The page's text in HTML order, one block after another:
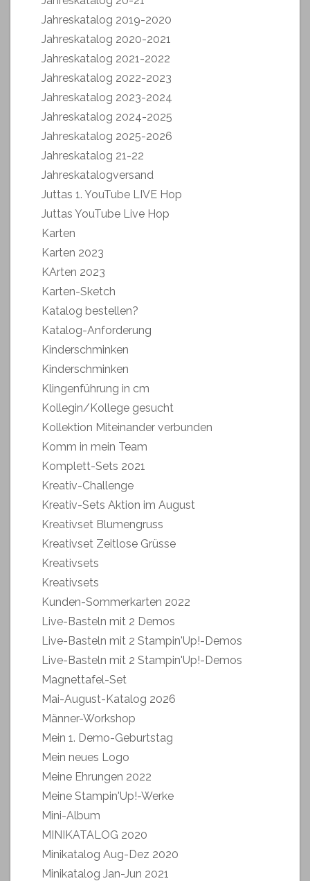
Jahreskatalog 2019-2020
Jahreskatalog 2020-2021
Jahreskatalog 2021-2022
Jahreskatalog 2022-2023
Jahreskatalog 2023-2024
Jahreskatalog 2024-2025
Jahreskatalog 2025-2026
Jahreskatalog 21-22
Jahreskatalogversand
Juttas 1. YouTube LIVE Hop
Juttas YouTube Live Hop
Karten
Karten 2023
KArten 2023
Karten-Sketch
Katalog bestellen?
Katalog-Anforderung
Kinderschminken
Kinderschminken
Klingenführung in cm
Kollegin/Kollege gesucht
Kollektion Miteinander verbunden
Komm in mein Team
Komplett-Sets 2021
Kreativ-Challenge
Kreativ-Sets Aktion im August
Kreativset Blumengruss
Kreativset Zeitlose Grüsse
Kreativsets
Kreativsets
Kunden-Sommerkarten 2022
Live-Basteln mit 2 Demos
Live-Basteln mit 2 Stampin'Up!-Demos
Live-Basteln mit 2 Stampin'Up!-Demos
Magnettafel-Set
Mai-August-Katalog 2026
Männer-Workshop
Mein 1. Demo-Geburtstag
Mein neues Logo
Meine Ehrungen 2022
Meine Stampin'Up!-Werke
Mini-Album
MINIKATALOG 2020
Minikatalog Aug-Dez 2020
Minikatalog Jan-Jun 2021